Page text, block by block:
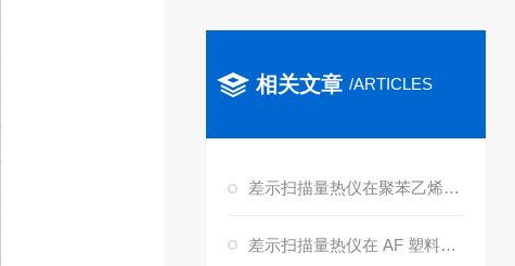
相关文章 /ARTICLES
差示扫描量热仪在聚苯乙烯塑料中的应用研究
差示扫描量热仪在 AF 塑料行业的应用